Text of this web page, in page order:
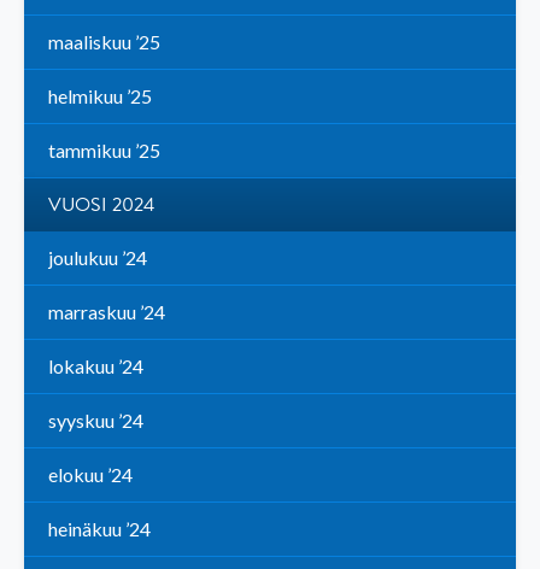
maaliskuu ’25
helmikuu ’25
tammikuu ’25
VUOSI 2024
joulukuu ’24
marraskuu ’24
lokakuu ’24
syyskuu ’24
elokuu ’24
heinäkuu ’24